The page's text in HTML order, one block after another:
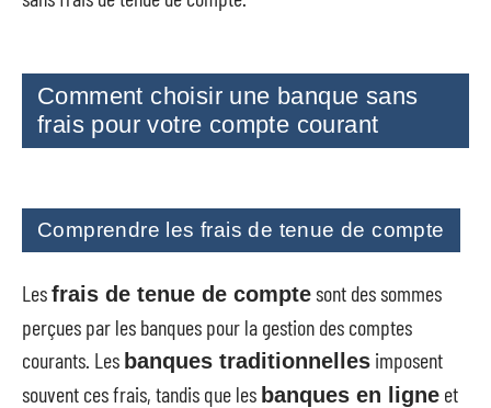
Comment choisir une banque sans
frais pour votre compte courant
Comprendre les frais de tenue de compte
Lesfrais de tenue de comptesont des sommes
perçues par les banques pour la gestion des comptes
courants. Les banques traditionnelles imposent
souvent ces frais, tandis que les banques en ligne et